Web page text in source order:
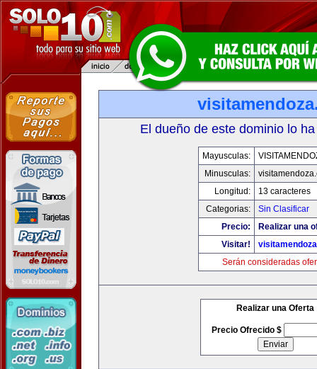
El dueño de este dominio lo
Mayusculas:
Minusculas:
Longitud:
13 caracteres
Categorias:
Sin Clasificar
Precio:
Realizar una
Visitar!
Serán consideradas
Realizar una Oferta
Precio Ofrecido $